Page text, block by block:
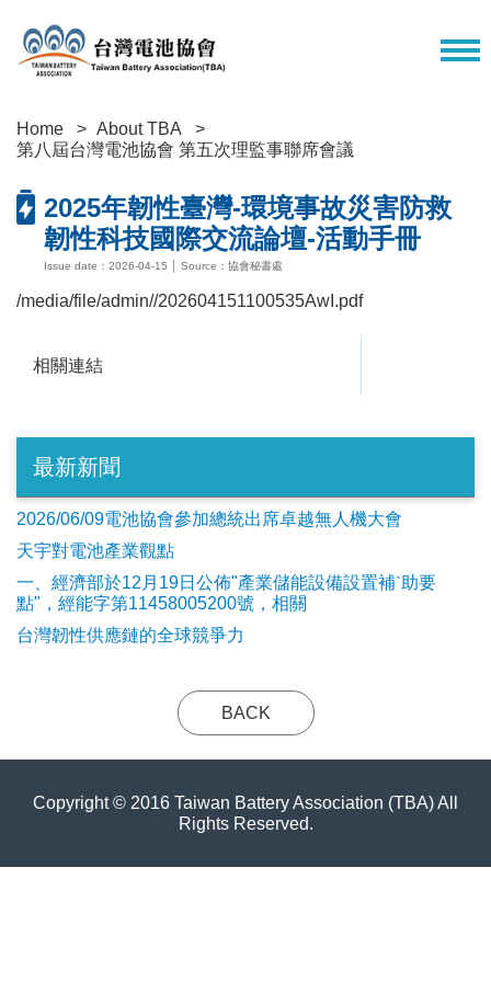
Home
About TBA
第八屆台灣電池協會 第五次理監事聯席會議
2025年韌性臺灣-環境事故災害防救
韌性科技國際交流論壇-活動手冊
Issue date：2026-04-15 │ Source：協會秘書處
/media/file/admin//202604151100535AwI.pdf
相關連結
最新新聞
2026/06/09電池協會參加總統出席卓越無人機大會
天宇對電池產業觀點
​一、經濟部於12月19日公佈"產業儲能設備設置補ˋ助要
點"，經能字第11458005200號，相關
台灣韌性供應鏈的全球競爭力
BACK
Copyright © 2016 Taiwan Battery Association (TBA) All
Rights Reserved.